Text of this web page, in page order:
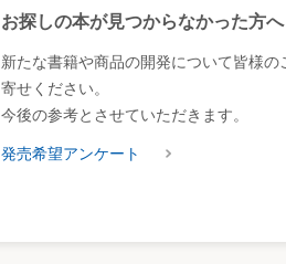
お探しの本が見つからなかった方へ
新たな書籍や商品の開発について皆様の
寄せください。
今後の参考とさせていただきます。
発売希望アンケート